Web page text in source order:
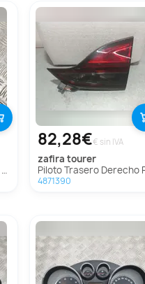
82,28€€ sin IVA
zafira tourer
Piloto Trasero Derecho Para Opel Zafira
4871390